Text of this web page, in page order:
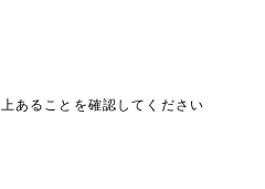
あることを確認してください